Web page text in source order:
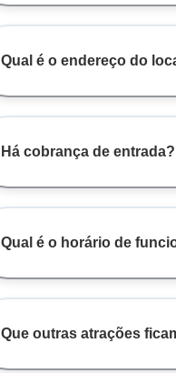
Qual é o endereço do
Há cobrança de entrada?
Qual é o horário de
Que outras atrações